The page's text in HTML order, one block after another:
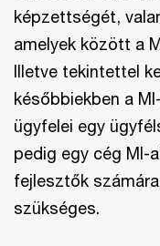
képzettségét,
amelyek között a
Illetve tekintettel
későbbiekben a
ügyfelei egy
pedig egy cég MI-
fejlesztők
szükséges.